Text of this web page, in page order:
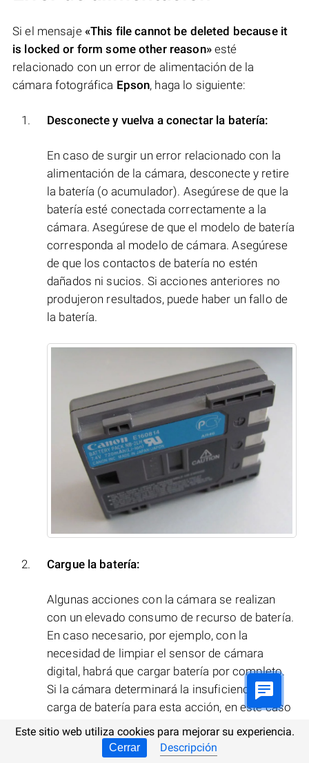
Si el mensaje «This file cannot be deleted because it
is locked or form some other reason»esté
relacionado con un error de alimentación de la
cámara fotográfica Epson, haga lo siguiente:
Desconecte y vuelva a conectar la batería:
En caso de surgir un error relacionado con la
alimentación de la cámara, desconecte y retire
la batería (o acumulador). Asegúrese de que la
batería esté conectada correctamente a la
cámara. Asegúrese de que el modelo de batería
corresponda al modelo de cámara. Asegúrese
de que los contactos de batería no estén
dañados ni sucios. Si acciones anteriores no
produjeron resultados, puede haber un fallo de
la batería.
Cargue la batería:
Algunas acciones con la cámara se realizan
con un elevado consumo de recurso de batería.
En caso necesario, por ejemplo, con la
necesidad de limpiar el sensor de cámara
digital, habrá que cargar batería por completo.
Si la cámara determinará la insuficiencia de
carga de batería para esta acción, en este caso
la cámara informará acerca de un error
relacionado con la carga insuficiente de la
Este sitio web utiliza cookies para mejorar su experiencia.
Cerrar Descripción